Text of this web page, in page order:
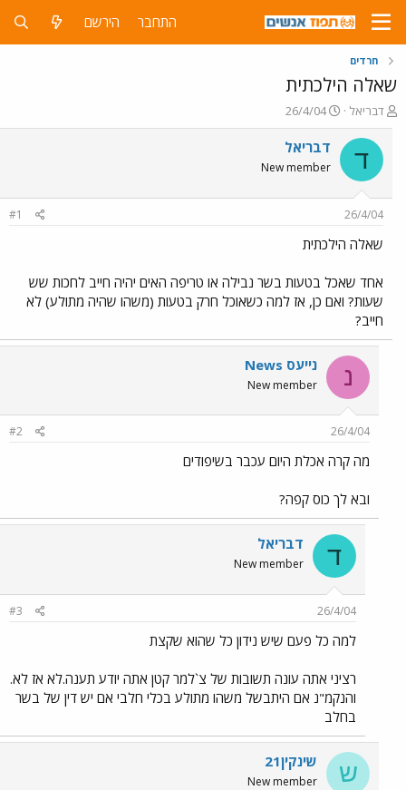
התחבר הירשם
חרדים
שאלה הילכתית
פ
ו
ת
ח
ה
ש
א
דבריאל
פ
ו
ר
ם
ר
ך
26/4/04
ד דבריאל
New member
26/4/04
#1
שאלה הילכתית
אחד שאכל בטעות בשר נבילה או טריפה האים יהיה חייב לחכות שש
שעות? ואם כן, אז למה כשאוכל חרק בטעות (משהו שהיה מתולע) לא
חייב?
נ נייעס News
New member
26/4/04
#2
מה קרה אכלת היום עכבר בשיפודים
ובא לך כוס קפה?
ד דבריאל
New member
26/4/04
#3
למה כל פעם שיש נידון כל שהוא שקצת
רציני אתה עונה תשובות של צ`למר קטן אתה יודע תענה.לא אז לא.
והנקמ"נ אם היתבשל משהו מתולע בכלי חלבי אם יש דין של בשר
בחלב
ש שינקין21
New member